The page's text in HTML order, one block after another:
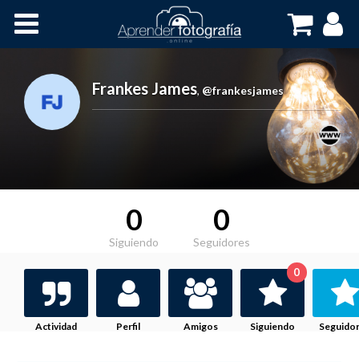
Cursos OnLine
Frankes James, @frankesjames
0
Siguiendo
0
Seguidores
Actividad Perfil Amigos Siguiendo
0